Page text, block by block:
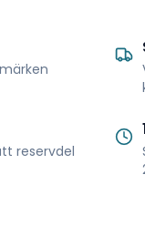
reservdel